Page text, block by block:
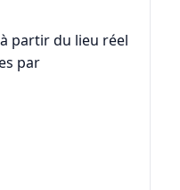
partir du lieu réel
par